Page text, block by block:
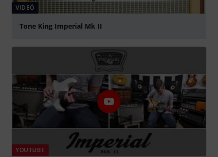
VIDEÓ
Tone King Imperial Mk II
YOUTUBE